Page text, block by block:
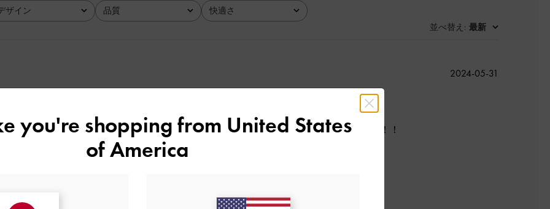
ザイン
全て 品質
全て 快適さ
全て
並べ替え : 最新
が、普段使いもできるようなものが欲しかったので、グレーにしましたが正解でした！！
という感じになるかなー？と思って悩んでいたので良かったです！
シルバーの金具でとってもかわいい！
2024-05-31
you're shopping from United States
of America